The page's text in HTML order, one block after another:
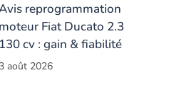
reprogrammation
moteur Fiat Ducato 2.3
130 cv : gain & fiabilité
3 août 2026